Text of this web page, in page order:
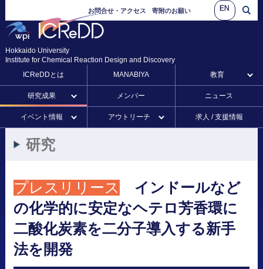
お問合せ・アクセス 寄附のお願い EN
Hokkaido University
Institute for Chemical Reaction Design and Discovery
ICReDDとは
MANABIYA 教育
研究成果 メンバー ニュース
イベント情報 アウトリーチ 求人 / 支援情報
研究
プレスリリース インドールなど
の化学的に安定なヘテロ芳香環に
二酸化炭素を二分子導入する新手
法を 開発